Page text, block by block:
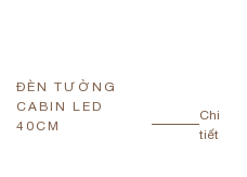
ĐÈN TƯỜNG
CABIN LED
40CM
Chi
tiết